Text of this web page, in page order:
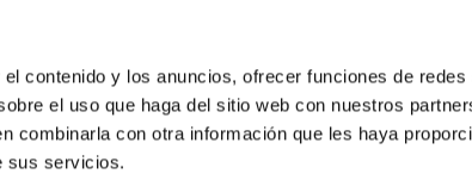
contenido y los anuncios, ofrecer funciones de redes
el uso que haga del sitio web con nuestros
combinarla con otra información que les haya
sus servicios.